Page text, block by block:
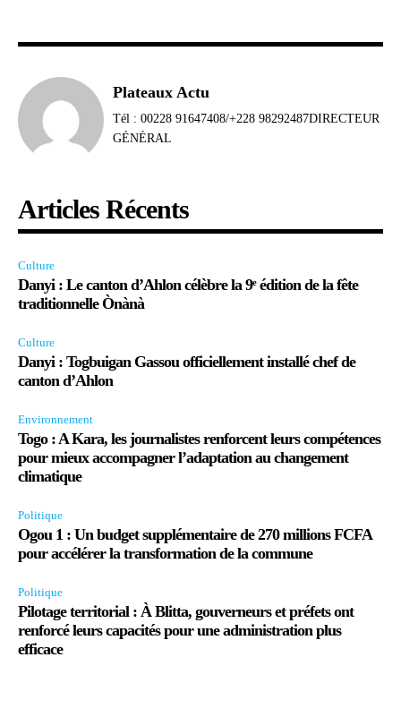
Plateaux Actu
Tél : 00228 91647408/+228 98292487DIRECTEUR
GÉNÉRAL
Articles Récents
Culture
Danyi : Le canton d’Ahlon célèbre la 9ᵉ édition de la fête
traditionnelle Ònànà
Culture
Danyi : Togbuigan Gassou officiellement installé chef de
canton d’Ahlon
Environnement
Togo : A Kara, les journalistes renforcent leurs compétences
pour mieux accompagner l’adaptation au changement
climatique
Politique
Ogou 1 : Un budget supplémentaire de 270 millions FCFA
pour accélérer la transformation de la commune
Politique
Pilotage territorial : À Blitta, gouverneurs et préfets ont
renforcé leurs capacités pour une administration plus
efficace